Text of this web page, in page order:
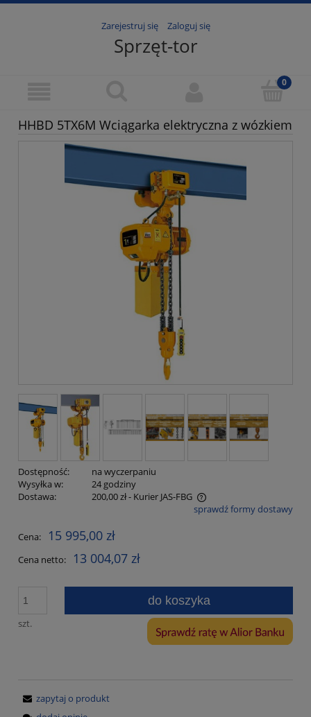
Zarejestruj się Zaloguj się
Sprzęt-tor
HHBD 5TX6M Wciągarka elektryczna z wózkiem
Dostępność:
na wyczerpaniu
Wysyłka w:
24 godziny
Dostawa:
200,00 zł- Kurier JAS-FBG
Cena nie zawiera ewentualnych kosztów płatnościsprawdź formy dostawy
Cena: 15 995,00 zł
Cena netto: 13 004,07 zł
szt.
do koszyka
zapytaj o produkt